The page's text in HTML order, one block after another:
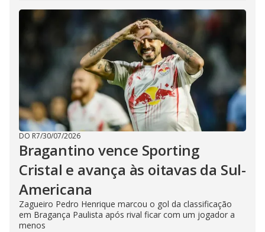
DO R7/30/07/2026
Bragantino vence Sporting
Cristal e avança às oitavas da Sul-
Americana
Zagueiro Pedro Henrique marcou o gol da classificação
em Bragança Paulista após rival ficar com um jogador a
menos